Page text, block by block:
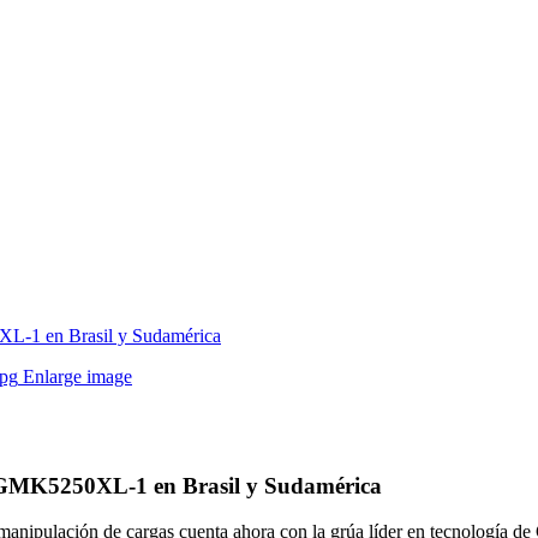
1 en Brasil y Sudamérica
Enlarge image
1 en Brasil y Sudamérica
de cargas cuenta ahora con la grúa líder en tecnología de